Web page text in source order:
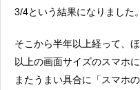
3/4という結果になりました。
そこから半年以上経って、
以上の画面サイズのスマホ
またうまい具合に「スマホ